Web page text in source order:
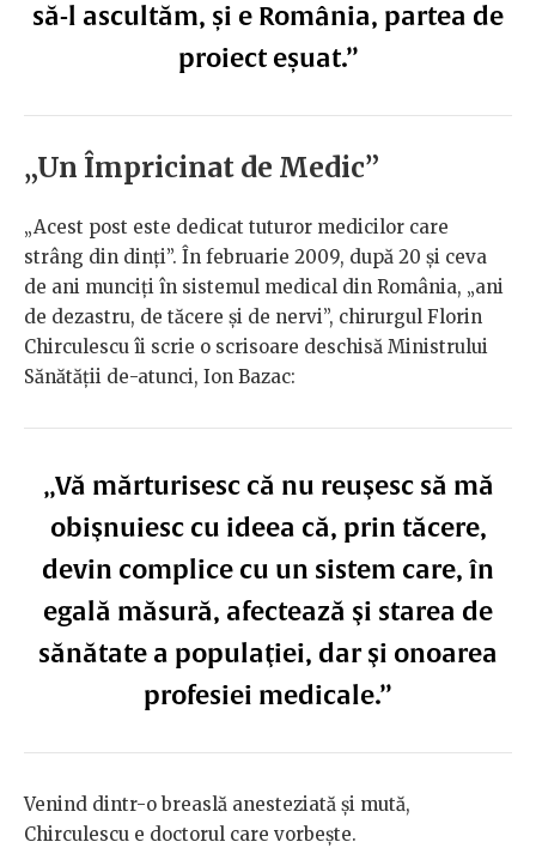
să-l ascultăm, și e România, partea de
proiect eșuat.”
„Un Împricinat de Medic”
„Acest post este dedicat tuturor medicilor care
strâng din dinți”. În februarie 2009, după 20 și ceva
de ani munciți în sistemul medical din România, „ani
de dezastru, de tăcere și de nervi”, chirurgul Florin
Chirculescu îi scrie o scrisoare deschisă Ministrului
Sănătății de-atunci, Ion Bazac:
„Vă mărturisesc că nu reuşesc să mă
obişnuiesc cu ideea că, prin tăcere,
devin complice cu un sistem care, în
egală măsură, afectează şi starea de
sănătate a populaţiei, dar şi onoarea
profesiei medicale.”
Venind dintr-o breaslă anesteziată și mută,
Chirculescu e doctorul care vorbește.